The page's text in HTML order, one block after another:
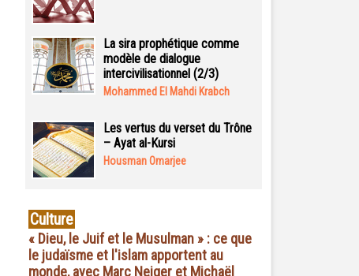
La sira prophétique comme
modèle de dialogue
intercivilisationnel (2/3)
Mohammed El Mahdi Krabch
Les vertus du verset du Trône
– Ayat al-Kursi
Housman Omarjee
Culture
« Dieu, le Juif et le Musulman » : ce que
le judaïsme et l'islam apportent au
monde, avec Marc Neiger et Michaël